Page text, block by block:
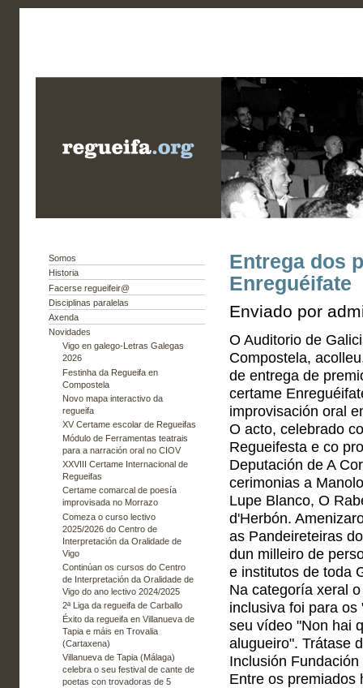
Somos
Historia
Facerse regueifeir@
Disciplinas paralelas
Axenda
Novidades
Vigo en galego-Letras Galegas
2026
Festinha da Regueifa en
Compostela
Novo mapa interactivo da
regueifa
XV Certame escolar de Regueifas
Módulo de Ferramentas teatrais
para a narración oral no CIOV
XXVIII Certame Internacional de
Regueifas
Certame comarcal de poesía
improvisada no Morrazo
Comeza o curso lectivo
2025/2026 do Centro de
Interpretación da Oralidade de
Vigo
Continúan os cursos do Centro
de Interpretación da Oralidade de
Vigo do ano lectivo 2024/2025
2ª Liga da regueifa de Carballo
Éxito da regueifa en Villanueva de
Tapia e máis en Trovalia
(Cartaxena)
Villanueva de Tapia (Málaga)
celebra o seu festival de cante de
poetas con trovadoras de 5
Entrega dos
Enreguéifate
Enviado por
O Auditorio de
Compostela,
de entrega de
certame
improvisación oral
O acto, celebrado
Regueifesta e co
Deputación de A
cerimonias a
Lupe Blanco, O
d'Herbón.
as Pandeireteiras
dun milleiro de
e institutos de toda
Na categoría xeral
inclusiva foi para os
seu vídeo "Non hai
alugueiro". Trátase
Inclusión
Entre os premiados